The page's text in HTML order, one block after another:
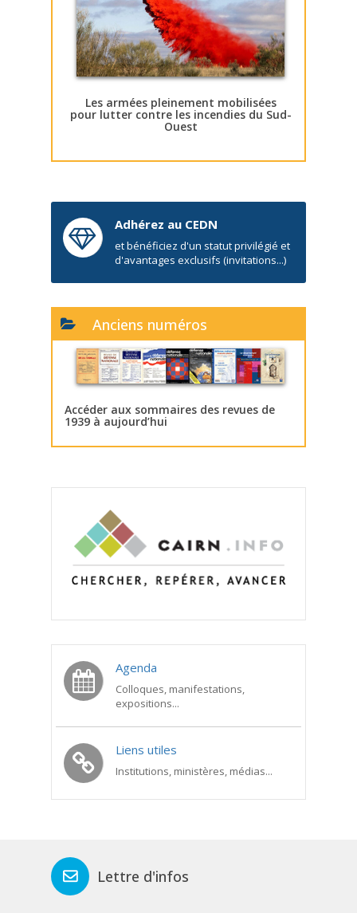
Les armées pleinement mobilisées
pour lutter contre les incendies du Sud-
Ouest
Adhérez au CEDN
et bénéficiez d'un statut privilégié et
d'avantages exclusifs (invitations...)
Anciens numéros
Accéder aux sommaires des revues de
1939 à aujourd’hui
Agenda
Colloques, manifestations,
expositions...
Liens utiles
Institutions, ministères, médias...
Lettre d'infos